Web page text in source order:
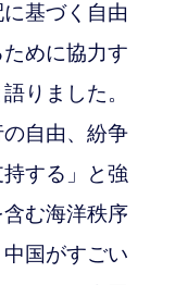
基づく自由
めに協力す
りました。
自由、紛争
する」と強
む海洋秩序
国がすごい